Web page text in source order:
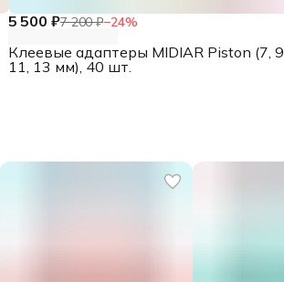
5 500 ₽7 200 ₽−24%
Клеевые адаптеры MIDIAR Piston (7, 9,
11, 13 мм), 40 шт.